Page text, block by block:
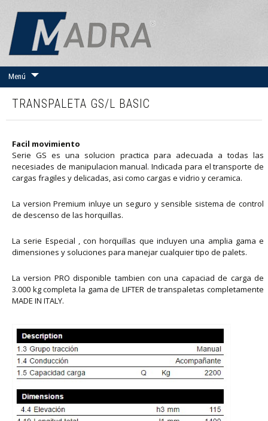
Menú
TRANSPALETA GS/L BASIC
Facil movimiento
Serie GS es una solucion practica para adecuada a todas las
necesiades de manipulacion manual. Indicada para el transporte de
cargas fragiles y delicadas, asi como cargas e vidrio y ceramica.
La version Premium inluye un seguro y sensible sistema de control
de descenso de las horquillas.
La serie Especial , con horquillas que incluyen una amplia gama e
dimensiones y soluciones para manejar cualquier tipo de palets.
La version PRO disponible tambien con una capaciad de carga de
3.000 kg completa la gama de LIFTER de transpaletas completamente
MADE IN ITALY.